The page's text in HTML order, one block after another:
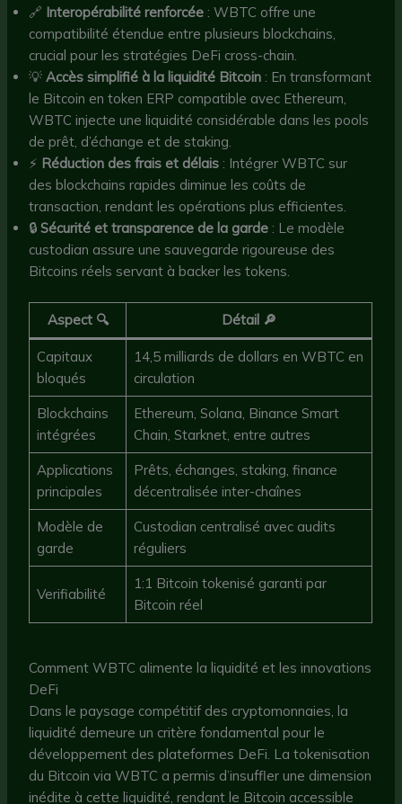
🔗 Interopérabilité renforcée : WBTC offre une
compatibilité étendue entre plusieurs blockchains,
crucial pour les stratégies DeFi cross-chain.
💡Accès simplifié à la liquidité Bitcoin : En transformant
le Bitcoin en token ERP compatible avec Ethereum,
WBTC injecte une liquidité considérable dans les pools
de prêt, d’échange et de staking.
⚡ Réduction des frais et délais : Intégrer WBTC sur
des blockchains rapides diminue les coûts de
transaction, rendant les opérations plus efficientes.
🔒Sécurité et transparence de la garde : Le modèle
custodian assure une sauvegarde rigoureuse des
Bitcoins réels servant à backer les tokens.
Aspect 🔍 Détail 🔎
Capitaux
bloqués
14,5 milliards de dollars en WBTC en
circulation
Blockchains
intégrées
Ethereum, Solana, Binance Smart
Chain, Starknet, entre autres
Applications
principales
Prêts, échanges, staking, finance
décentralisée inter-chaînes
Modèle de
garde
Custodian centralisé avec audits
réguliers
Verifiabilité
1:1 Bitcoin tokenisé garanti par
Bitcoin réel
Comment WBTC alimente la liquidité et les innovations
DeFi
Dans le paysage compétitif des cryptomonnaies, la
liquidité demeure un critère fondamental pour le
développement des plateformes DeFi. La tokenisation
du Bitcoin via WBTC a permis d’insuffler une dimension
inédite à cette liquidité, rendant le Bitcoin accessible